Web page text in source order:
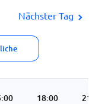
Nächster Tag
18:00